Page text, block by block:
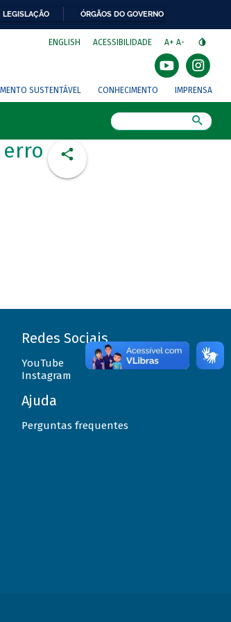
LEGISLAÇÃO ÓRGÃOS DO GOVERNO
ENGLISH ACESSIBILIDADE A+ A-
SUSTENTÁVEL CONHECIMENTO IMPRENSA
Redes Sociais
YouTube
Instagram
Ajuda
Perguntas frequentes